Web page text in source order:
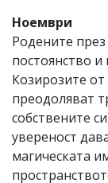
Ноември
Родените
постоянство
Козирозите
преодоляват
собствените
увереност
магическата